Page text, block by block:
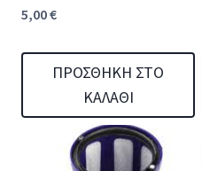
5,00€
ΠΡΟΣΘΉΚΗ ΣΤΟ
ΚΑΛΆΘΙ